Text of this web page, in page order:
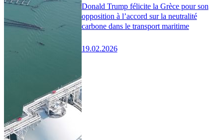
Donald Trump félicite la Grèce pour son
opposition à l’accord sur la neutralité
carbone dans le transport maritime
19.02.2026